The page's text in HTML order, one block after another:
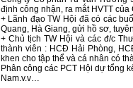
định công nhận, ra mắt HVTT của
+ Lãnh đạo TW Hội đã có các
Quang, Hà Giang, gửi hồ sơ,
+ Chủ tịch TW Hội và các đ/c
thành viên : HCĐ Hải Phòng,
khen cho tập thể và cá nhân có
Phân công các PCT Hội dự tổng
Nam.v.v…